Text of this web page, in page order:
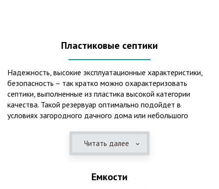
Пластиковые септики
Надежность, высокие эксплуатационные характеристики,
безопасность – так кратко можно охарактеризовать
септики, выполненные из пластика высокой категории
качества. Такой резервуар оптимально подойдет в
условиях загородного дачного дома или небольшого
механическая и биологическая очистка канализационных
Главная причина популярности пластиковых и
Читать далее
Емкости